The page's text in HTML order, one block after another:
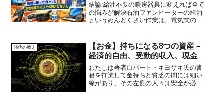
結論:給油不要の暖房器具に変えれば全て
の悩みが解決石油ファンヒーターの給油
というめんどくさい作業は、電気式の暖
と暖まらない」と思っていませんか?実は
最近の電気暖房器具は...
時代の教え
【お金】持ちになる8つの資産 –
経済的自由、受動的収入、現金
わたしは著者ロバート・キヨサキ氏の書
籍を拝読して金持ちと貧乏の間には細い
線があり、その左側の人々は安全が必要